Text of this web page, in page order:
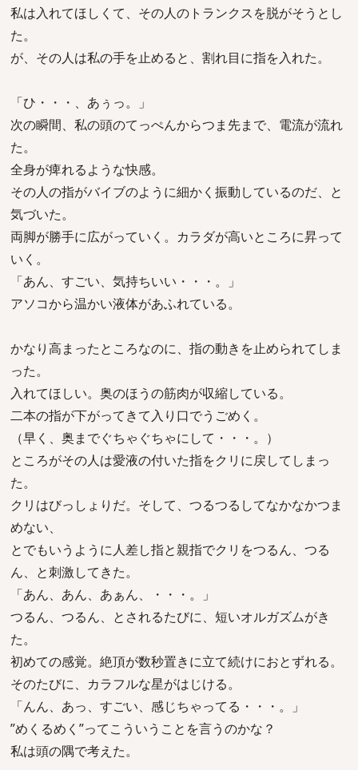
私は入れてほしくて、その人のトランクスを脱がそうとし
た。
が、その人は私の手を止めると、割れ目に指を入れた。
「ひ・・・、あぅっ。」
次の瞬間、私の頭のてっぺんからつま先まで、電流が流れ
た。
全身が痺れるような快感。
その人の指がバイブのように細かく振動しているのだ、と
気づいた。
両脚が勝手に広がっていく。カラダが高いところに昇って
いく。
「あん、すごい、気持ちいい・・・。」
アソコから温かい液体があふれている。
かなり高まったところなのに、指の動きを止められてしま
った。
入れてほしい。奥のほうの筋肉が収縮している。
二本の指が下がってきて入り口でうごめく。
（早く、奥までぐちゃぐちゃにして・・・。）
ところがその人は愛液の付いた指をクリに戻してしまっ
た。
クリはびっしょりだ。そして、つるつるしてなかなかつま
めない、
とでもいうように人差し指と親指でクリをつるん、つる
ん、と刺激してきた。
「あん、あん、あぁん、・・・。」
つるん、つるん、とされるたびに、短いオルガズムがき
た。
初めての感覚。絶頂が数秒置きに立て続けにおとずれる。
そのたびに、カラフルな星がはじける。
「んん、あっ、すごい、感じちゃってる・・・。」
”めくるめく”ってこういうことを言うのかな？
私は頭の隅で考えた。